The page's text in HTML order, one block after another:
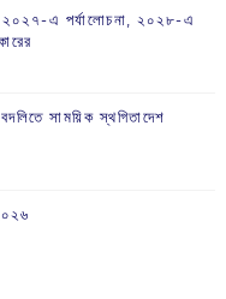
২০২৭-এ পর্যালোচনা, ২০২৮-এ
সাময়িক স্থগিতাদেশ